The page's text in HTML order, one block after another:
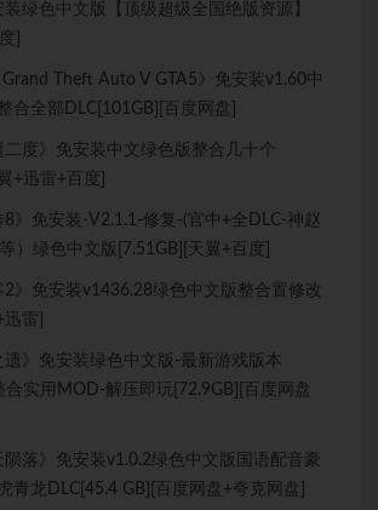
装绿色中文版【顶级超级全国绝版资源】
]
Grand Theft Auto V GTA5》免安装v1.60中
合全部DLC[101GB][百度网盘]
二度》免安装中文绿色版整合几十个
+迅雷+百度]
8》免安装-V2.1.1-修复-(官中+全DLC-神赵
）绿色中文版[7.51GB][天翼+百度]
2》免安装v1436.28绿色中文版整合置修改
雷]
遗》免安装绿色中文版-最新游戏版本
合实用MOD-解压即玩[72.9GB][百度网盘
陨落》免安装v1.0.2绿色中文版国语配音豪
青龙DLC[45.4 GB][百度网盘+夸克网盘]